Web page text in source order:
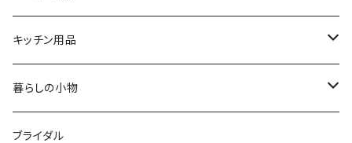
シルバーリングプレミアム
寄木タイプ
プレミアムタイプ
腕時計用ディスプレイ
丸型・耳付き振り子時計
切り株振り子時計
掛置時計
風景
思い出
USBメモリー
銘木シリーズ
アートシリーズ
ICカードケース
シンプル
IDカードケース
キッチン用品
カッティングボード
暮らしの小物
スイッチプレート
ブライダル